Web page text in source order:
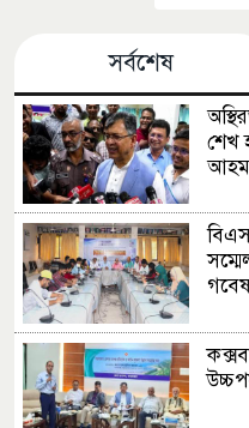
সর্বশেষ
শেখ